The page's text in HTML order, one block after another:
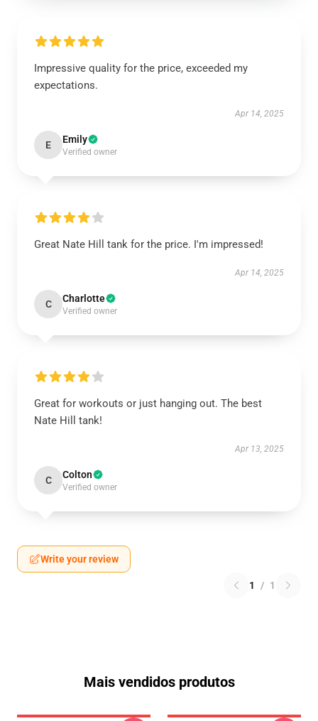
Impressive quality for the price, exceeded my
expectations.
Apr 14, 2025
E Emily
Verified owner
Great Nate Hill tank for the price. I'm impressed!
Apr 14, 2025
C Charlotte
Verified owner
Great for workouts or just hanging out. The best
Nate Hill tank!
Apr 13, 2025
C Colton
Verified owner
Write your review
1 / 1
Mais vendidos produtos